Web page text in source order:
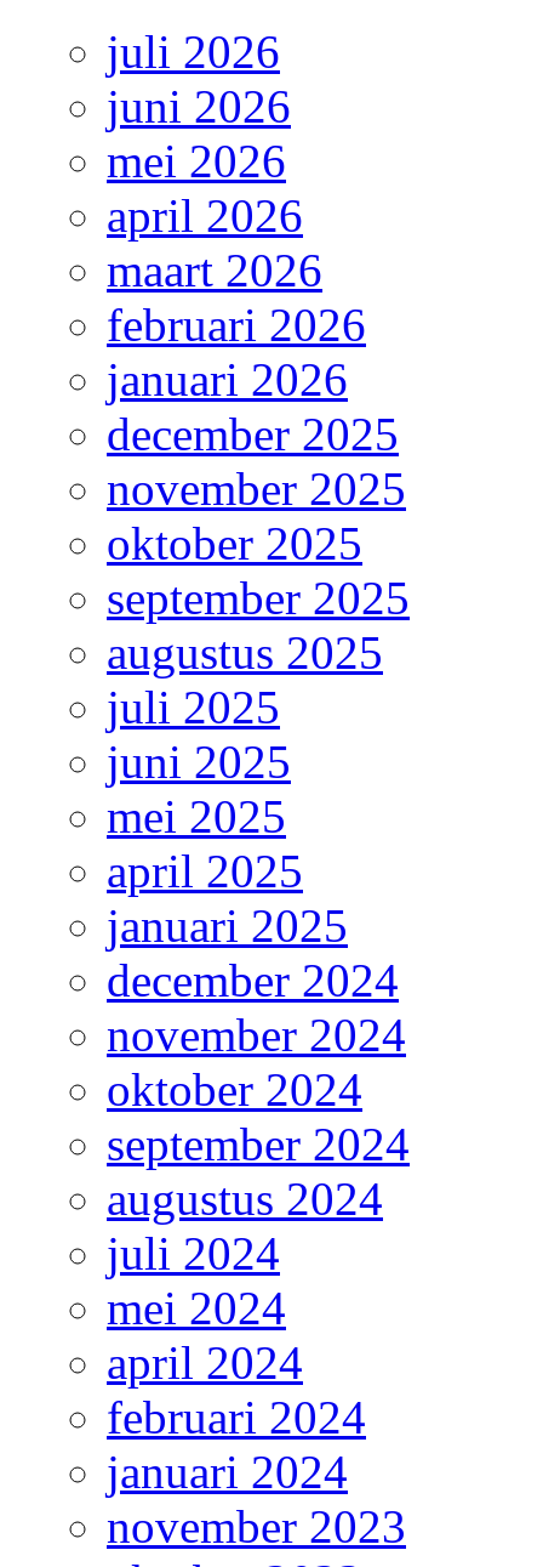
juli 2026
juni 2026
mei 2026
april 2026
maart 2026
februari 2026
januari 2026
december 2025
november 2025
oktober 2025
september 2025
augustus 2025
juli 2025
juni 2025
mei 2025
april 2025
januari 2025
december 2024
november 2024
oktober 2024
september 2024
augustus 2024
juli 2024
mei 2024
april 2024
februari 2024
januari 2024
november 2023